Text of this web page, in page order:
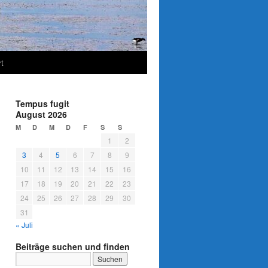
Tempus fugit
August 2026
M D M D F S S
1
2
3
4 5 6 7 8
9
10
11 12 13 14 15
16
17
18 19 20 21 22
23
24
25 26 27 28 29
30
31
« Juli
Beiträge suchen und finden